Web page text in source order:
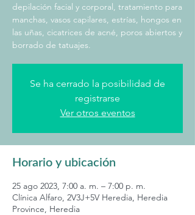
depilación facial y corporal, tratamiento para
manchas, vasos capilares, estrías, hongos en
las uñas, cicatrices de acné, poros abiertos y
borrado de tatuajes.
Se ha cerrado la posibilidad de
registrarse
Ver otros eventos
Horario y ubicación
25 ago 2023, 7:00 a. m. – 7:00 p. m.
Clínica Alfaro, 2V3J+5V Heredia, Heredia
Province, Heredia